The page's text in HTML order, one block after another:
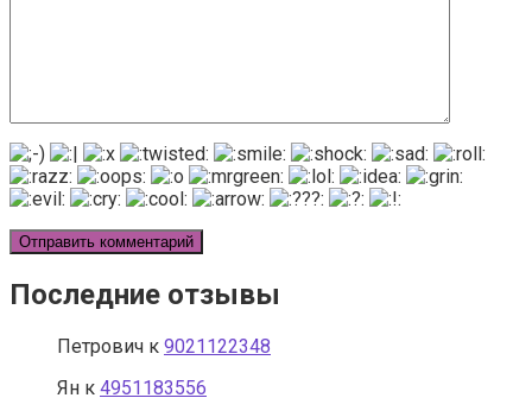
Последние отзывы
Петрович к 9021122348
Ян к 4951183556